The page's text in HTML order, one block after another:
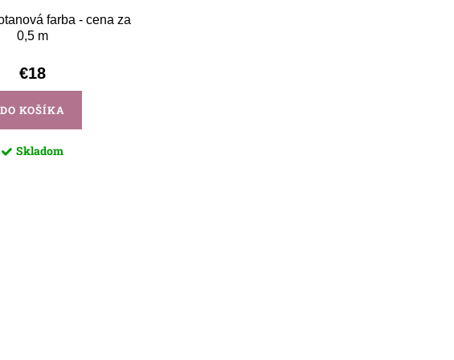
farba - cena za
0,5 m
€18
DO KOŠÍKA
Skladom